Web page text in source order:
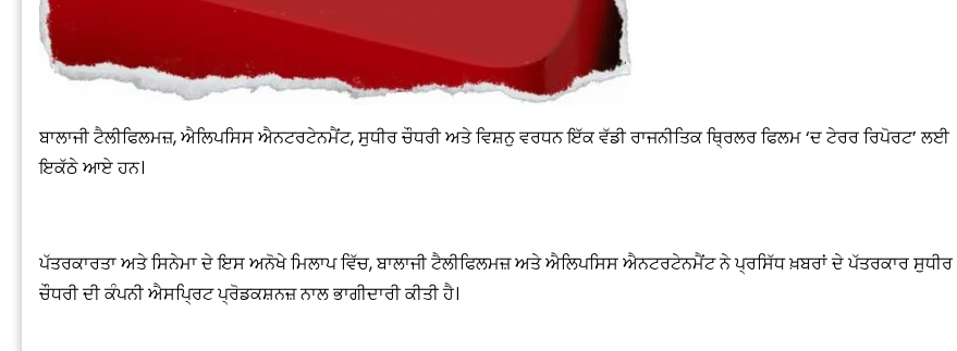
ਬਾਲਾਜੀ ਟੈਲੀਫਿਲਮਜ਼, ਐਲਿਪਸਿਸ ਐਨਟਰਟੇਨਮੈਂਟ, ਸੁਧੀਰ ਚੌਧਰੀ ਅਤੇ ਵਿਸ਼ਨੁ ਵਰਧਨ ਇੱਕ ਵੱਡੀ ਰਾਜਨੀਤਿਕ ਥ੍ਰਿਲਰ ਫਿਲਮ ‘ਦ ਟੇਰਰ ਰਿਪੋਰਟ’ ਲਈ
ਇਕੱਠੇ ਆਏ ਹਨ।
ਪੱਤਰਕਾਰਤਾ ਅਤੇ ਸਿਨੇਮਾ ਦੇ ਇਸ ਅਨੋਖੇ ਮਿਲਾਪ ਵਿੱਚ, ਬਾਲਾਜੀ ਟੈਲੀਫਿਲਮਜ਼ ਅਤੇ ਐਲਿਪਸਿਸ ਐਨਟਰਟੇਨਮੈਂਟ ਨੇ ਪ੍ਰਸਿੱਧ ਖ਼ਬਰਾਂ ਦੇ ਪੱਤਰਕਾਰ ਸੁਧੀਰ
ਚੌਧਰੀ ਦੀ ਕੰਪਨੀ ਐਸਪ੍ਰਿਟ ਪ੍ਰੋਡਕਸ਼ਨਜ਼ ਨਾਲ ਭਾਗੀਦਾਰੀ ਕੀਤੀ ਹੈ।